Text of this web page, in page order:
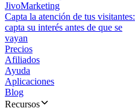
JivoMarketing
Capta la atención de tus visitantes:
capta su interés antes de que se
vayan
Precios
Afiliados
Ayuda
Aplicaciones
Blog
Recursos